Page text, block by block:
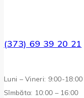
(373) 69 39 20 21
Luni – Vineri: 9:00-18:00
Sîmbăta: 10:00 – 16:00